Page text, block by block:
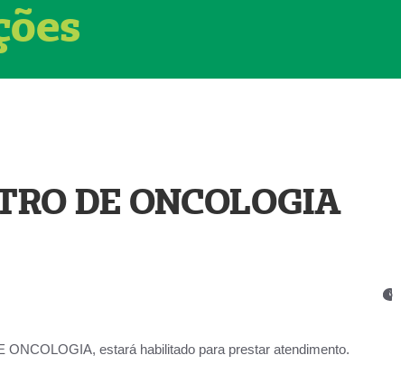
DE ONCOLOGIA
ONCOLOGIA, estará habilitado para prestar atendimento.